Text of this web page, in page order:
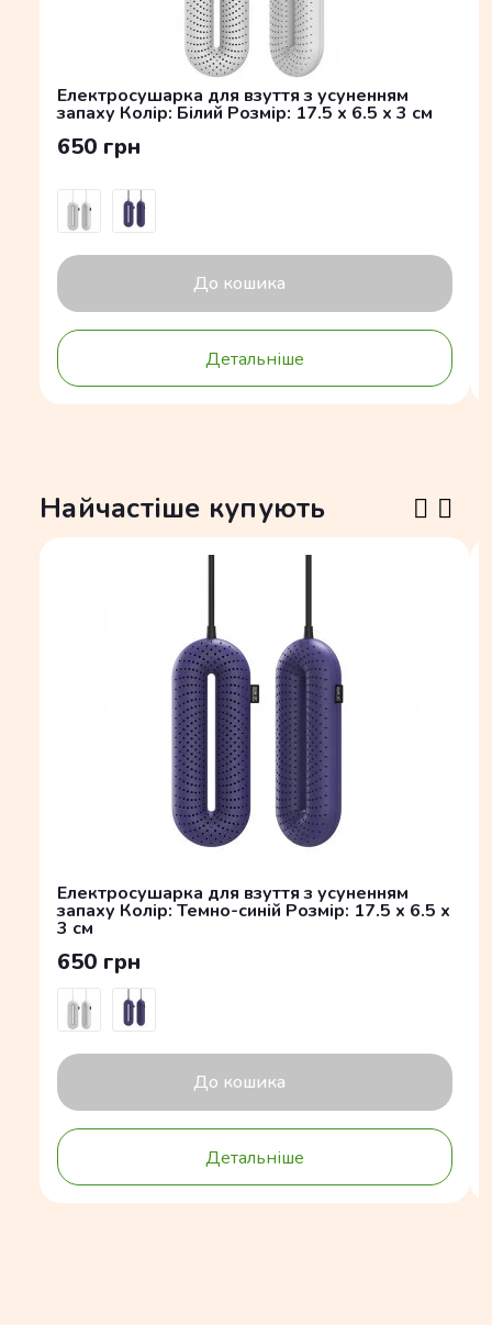
Електросушарка для взуття з усуненням
запаху Колір: Білий Розмір: 17.5 x 6.5 x 3 см
650 грн
До кошика
Детальніше
Найчастіше купують
Електросушарка для взуття з усуненням
запаху Колір: Темно-синій Розмір: 17.5 x 6.5 x
3 см
650 грн
До кошика
Детальніше